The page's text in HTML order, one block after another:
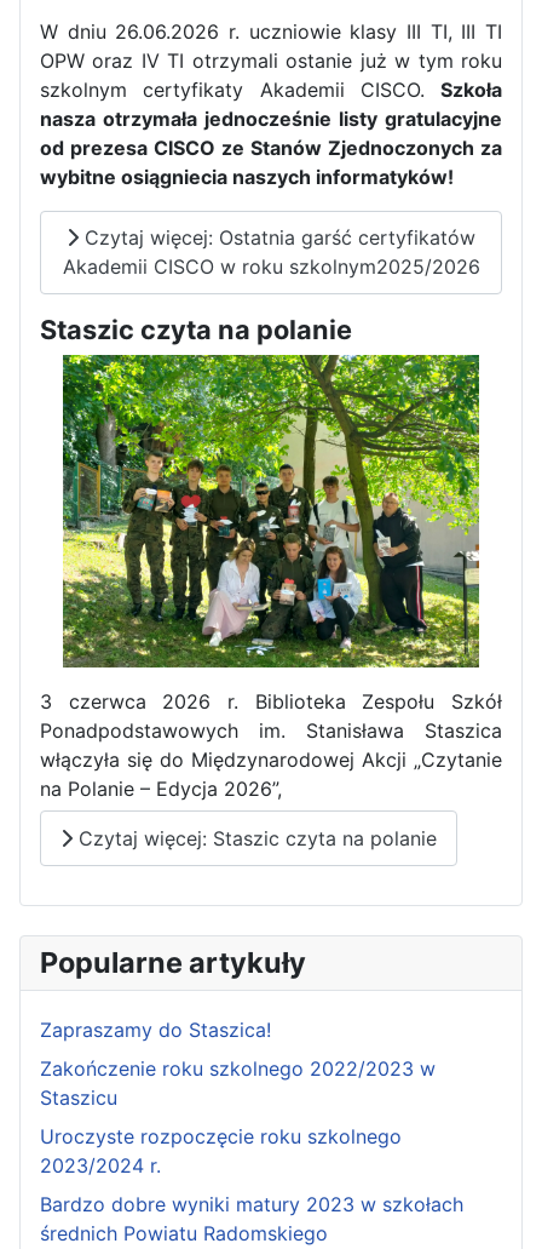
Pierwszy tydzień praktyk
zawodowych naszych uczniów
w Portugalii za nami!
W dniu 26.06.2026 r. uczniowie klasy III TI, III TI
OPW oraz IV TI otrzymali ostanie już w tym roku
szkolnym certyfikaty Akademii CISCO. Szkoła
nasza otrzymała jednocześnie listy gratulacyjne
od prezesa CISCO ze Stanów Zjednoczonych za
wybitne osiągniecia naszych informatyków!
Czytaj więcej: Ostatnia garść certyfikatów
Akademii CISCO w roku szkolnym2025/2026
Staszic czyta na polanie
3 czerwca 2026 r. Biblioteka Zespołu Szkół
Ponadpodstawowych im. Stanisława Staszica
włączyła się do Międzynarodowej Akcji „Czytanie
na Polanie – Edycja 2026”,
Czytaj więcej: Staszic czyta na polanie
Popularne artykuły
Zapraszamy do Staszica!
Zakończenie roku szkolnego 2022/2023 w
Staszicu
Uroczyste rozpoczęcie roku szkolnego
2023/2024 r.
Bardzo dobre wyniki matury 2023 w szkołach
średnich Powiatu Radomskiego